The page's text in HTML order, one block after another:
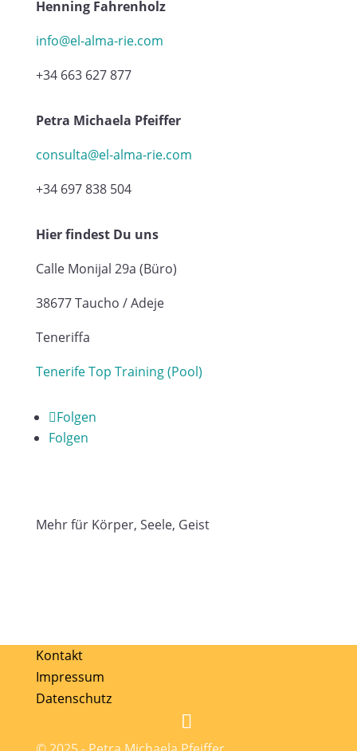
Henning Fahrenholz
info@el-alma-rie.com
+34 663 627 877
Petra Michaela Pfeiffer
consulta@el-alma-rie.com
+34 697 838 504
Hier findest Du uns
Calle Monijal 29a (Büro)
38677 Taucho / Adeje
Teneriffa
Tenerife Top Training (Pool)
Folgen
Folgen
Mehr für Körper, Seele, Geist
Kontakt
Impressum
Datenschutz